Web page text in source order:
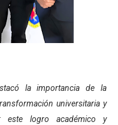
2026" brinda
del OAN para la
la importancia de la
universitaria y
este logro académico y